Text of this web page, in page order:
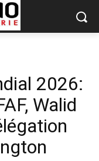
2026:
Walid